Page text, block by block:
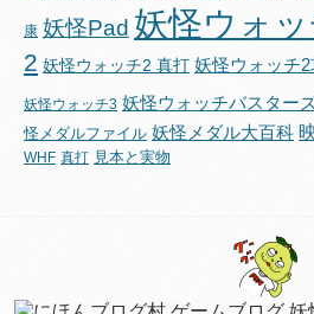
康 妖怪Pad 妖怪ウォ
2 妖怪ウォッチ2 真打 妖怪ウォッチ
妖怪ウォッチ3 妖怪ウォッチバスター
怪メダルファイル 妖怪メダル大百科
WHF 真打 見本と実物